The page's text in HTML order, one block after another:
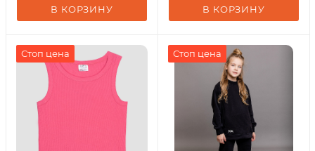
В КОРЗИНУ В КОРЗИНУ
Стоп цена Стоп цена